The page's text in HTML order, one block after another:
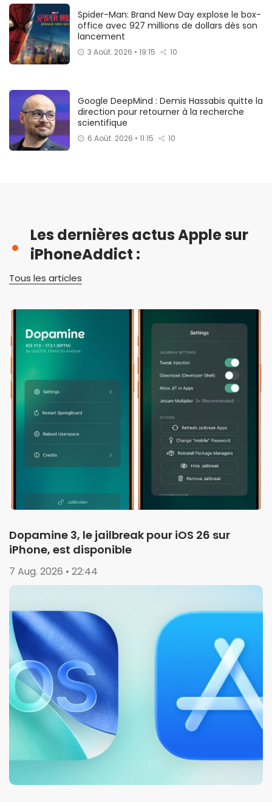
Spider-Man: Brand New Day explose le box-
office avec 927 millions de dollars dès son
lancement
3 Août. 2026 • 19:15 10
Google DeepMind : Demis Hassabis quitte la
direction pour retourner à la recherche
scientifique
6 Août. 2026 • 11:15 10
Les dernières actus Apple sur
iPhoneAddict :
Tous les articles
Dopamine 3, le jailbreak pour iOS 26 sur
iPhone, est disponible
7 Aug. 2026 • 22:44